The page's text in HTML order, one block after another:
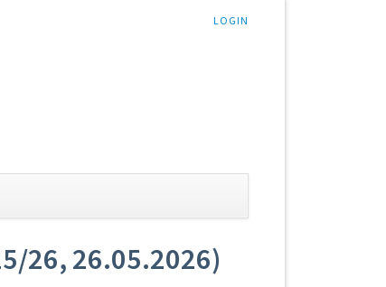
LOGIN
26, 26.05.2026)